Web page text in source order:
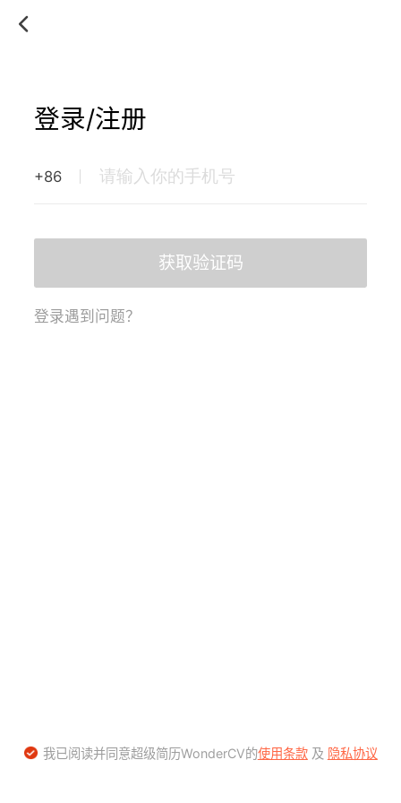
登录/注册
+86
获取验证码
登录遇到问题？
我已阅读并同意超级简历WonderCV的使用条款及 隐私协议